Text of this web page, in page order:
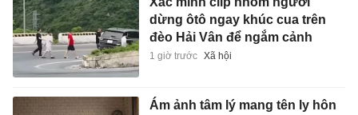
dừng ôtô ngay khúc cua trên
đèo Hải Vân để ngắm cảnh
1 giờ trước Xã hội
Ám ảnh tâm lý mang tên ly hôn